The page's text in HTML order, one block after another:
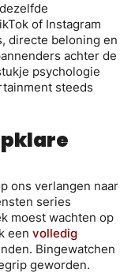
of Instagram
directe beloning en
achter de
psychologie
steeds
ons verlangen naar
series
moest wachten op
een volledig
Bingewatchen
geworden.